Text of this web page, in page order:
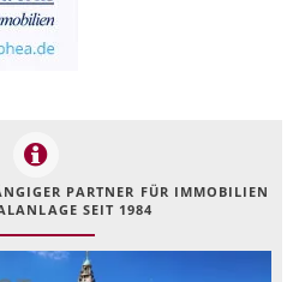
PARTNER FÜR IMMOBILIEN
SEIT 1984